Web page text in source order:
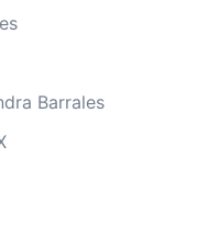
Barrales